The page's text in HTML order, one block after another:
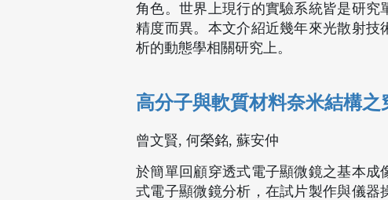
角色。世界上現行的實驗系統皆是研
精度而異。本文介紹近幾年來光散射
析的動態學相關研究上。
高分子與軟質材料奈米結構
曾文賢, 何榮銘, 蘇安仲
於簡單回顧穿透式電子顯微鏡之基本
式電子顯微鏡分析，在試片製作與儀